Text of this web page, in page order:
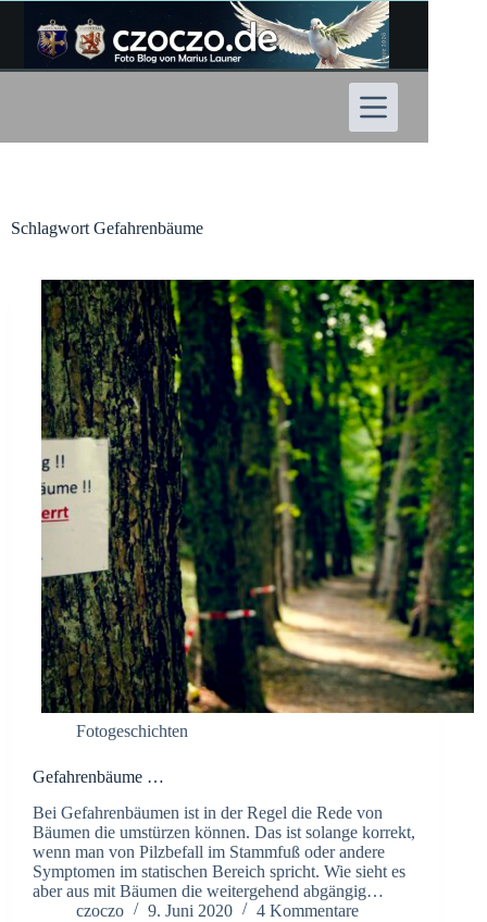
Inhalt
springen
Schlagwort Gefahrenbäume
Fotogeschichten
Gefahrenbäume …
Bei Gefahrenbäumen ist in der Regel die Rede von
Bäumen die umstürzen können. Das ist solange korrekt,
wenn man von Pilzbefall im Stammfuß oder andere
Symptomen im statischen Bereich spricht. Wie sieht es
aber aus mit Bäumen die weitergehend abgängig…
czoczo
9. Juni 2020 4 Kommentare